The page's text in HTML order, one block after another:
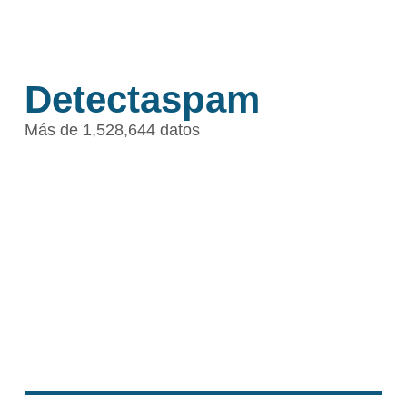
Detectaspam
Más de 1,528,644 datos